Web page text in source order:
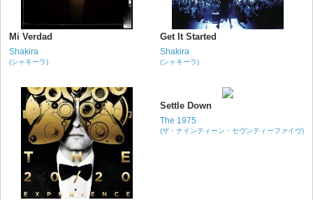
Mi Verdad
Shakira
(シャキーラ)
Get It Started
Shakira
(シャキーラ)
Settle Down
The 1975
(ザ・ナインティーン・セヴンティーファイヴ)